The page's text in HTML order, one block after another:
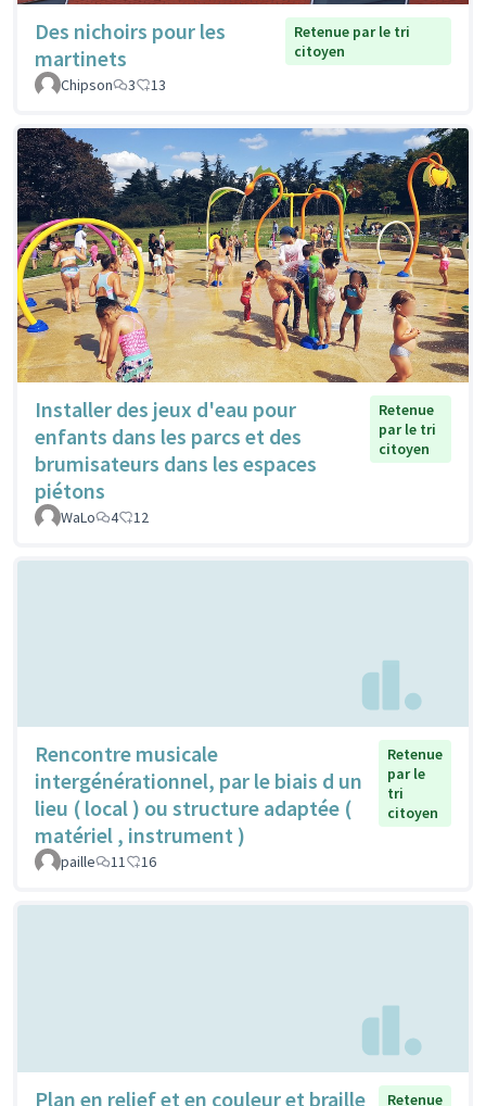
Des nichoirs pour les
martinets
Retenue par le tri
citoyen
Chipson
3 13
Installer des jeux d'eau pour
enfants dans les parcs et des
brumisateurs dans les espaces
piétons
Retenue
par le tri
citoyen
WaLo 4 12
Rencontre musicale
intergénérationnel, par le biais d un
lieu ( local ) ou structure adaptée (
matériel , instrument )
Retenue
par le
tri
citoyen
paille 11 16
Plan en relief et en couleur et braille
Retenue